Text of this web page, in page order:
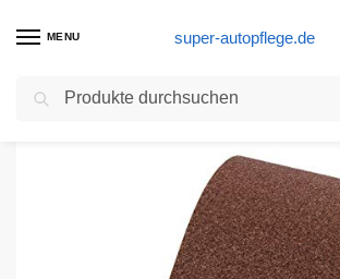
MENU super-autopflege.de
Start Schleifpapier Produkte / kwb Schleifpapier auf Rolle – Schleifpapier-